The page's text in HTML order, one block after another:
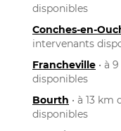
disponibles
Conches-en-
intervenants
Francheville • à
disponibles
Bourth • à 13
disponibles